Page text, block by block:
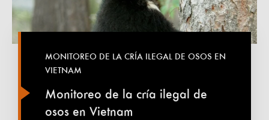
Monitoreo de la cría ilegal de
osos en Vietnam
MONITOREO DE LA CRÍA ILEGAL DE OSOS EN
VIETNAM